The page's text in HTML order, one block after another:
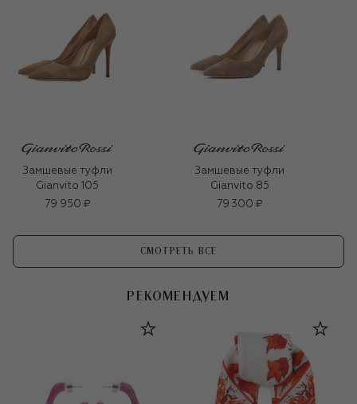
Замшевые туфли
Gianvito 105
79 950 ₽
Замшевые туфли
Gianvito 85
79 300 ₽
СМОТРЕТЬ ВСЕ
РЕКОМЕНДУЕМ